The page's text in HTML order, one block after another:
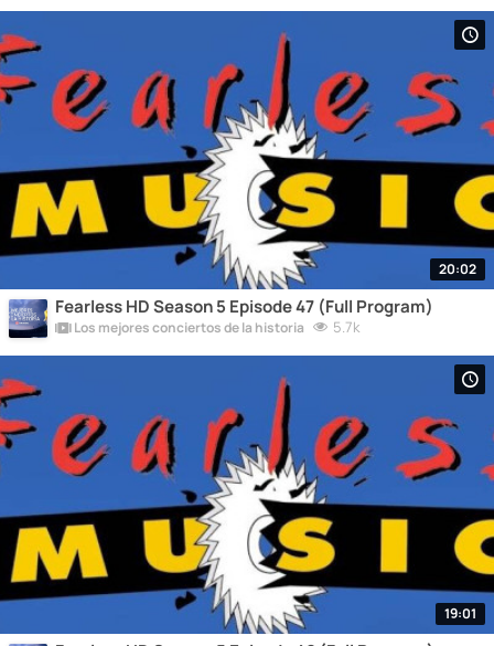
20:02
Fearless HD Season 5 Episode 47 (Full Program)
Los mejores conciertos de la historia 5.7k
19:01